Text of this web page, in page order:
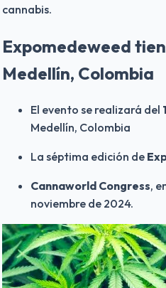
cannabis.
Expomedeweed
Medellín, Colombia
El evento se realizará del
Medellín, Colombia
La séptima edición de
Cannaworld Congress,
noviembre de 2024.